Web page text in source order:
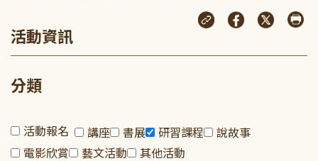
活動資訊
分類
活動報名 講座 書展 研習課程
說故事
電影欣賞
藝文活動 其他活動